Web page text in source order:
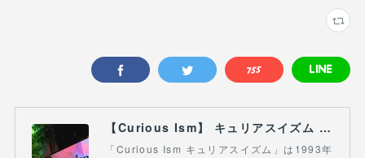
【Curious Ism】 キュリアスイズム l スノーボードショップ サーフショップ 福島県 会津若松市 郡山市 通販
「Curious Ism キュリアスイズム」は1993年